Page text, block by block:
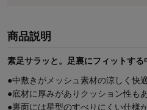
商品説明
素足サラッと。足裏にフィットする
●中敷きがメッシュ素材の涼しく快
●底材に厚みがありクッション性も
●裏面には星型のすべりにくい仕様